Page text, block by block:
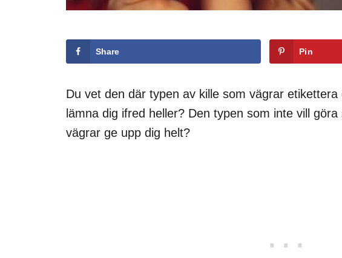
Share Pin
Du vet den där typen av kille som vägrar etikettera
lämna dig ifred heller? Den typen som inte vill
vägrar ge upp dig helt?